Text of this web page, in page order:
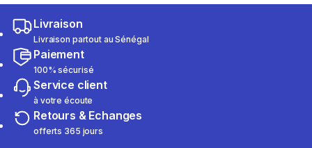
Livraison
Livraison partout au Sénégal
Paiement
100% sécurisé
Service client
à votre écoute
Retours & Echanges
offerts 365 jours